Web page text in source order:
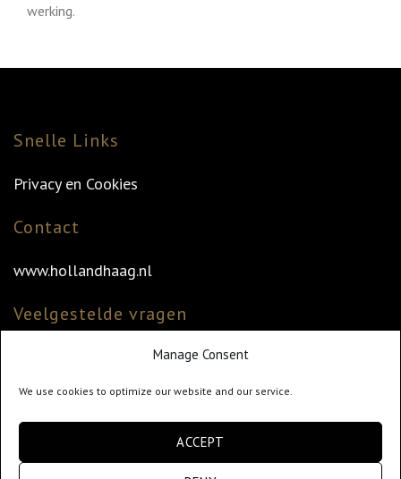
Manage Consent
We use cookies to optimize our website and our service.
ACCEPT
werking.
Snelle Links
Privacy en Cookies
Contact
www.hollandhaag.nl
Veelgestelde vragen
Veelgestelde vragen
Klantenservice
info@hollandhaag.nl